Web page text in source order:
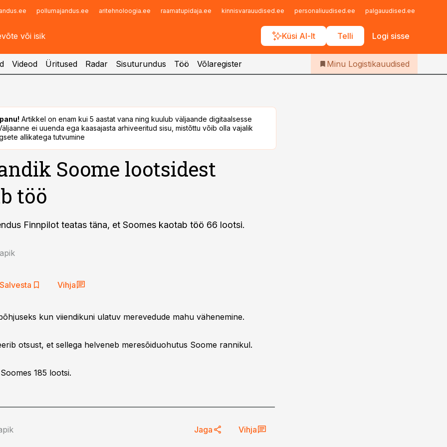
pollumajandus.ee aritehnoloogia.ee raamatupidaja.ee kinnisvarauudised.ee personaliuudised.ee palgauudised.ee
Küsi AI-lt Telli Logi sisse
Infopank
Iseteenindus
Telli Logistikauudised
Videod Üritused Radar Sisuturundus Töö Võlaregister Minu Logistikauudised
Artikkel on enam kui 5 aastat vana ning kuulub väljaande digitaalsesse
ei uuenda ega kaasajasta arhiveeritud sisu, mistõttu võib olla vajalik
allikatega tutvumine
Soome lootsidest
töö
Finnpilot teatas täna, et Soomes kaotab töö 66 lootsi.
Salvesta Vihja
kun viiendikuni ulatuv merevedude mahu vähenemine.
otsust, et sellega helveneb meresõiduohutus Soome rannikul.
185 lootsi.
Jaga Vihja